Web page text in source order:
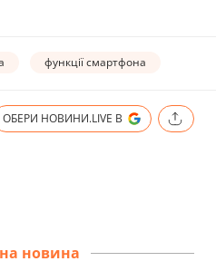
функції смартфона
ОБЕРИ НОВИНИ.LIVE В
новина